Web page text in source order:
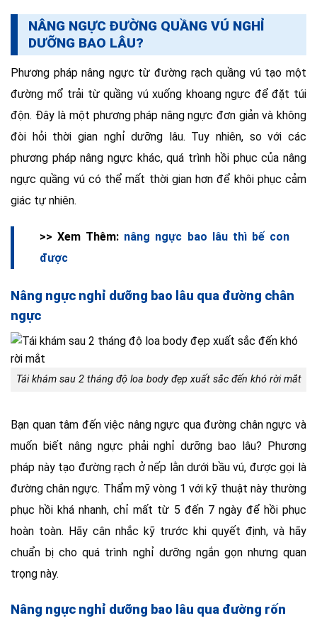
NÂNG NGỰC ĐƯỜNG QUẦNG VÚ NGHỈ
DƯỠNG BAO LÂU?
Phương pháp nâng ngực từ đường rạch quầng vú tạo một
đường mổ trải từ quầng vú xuống khoang ngực để đặt túi
độn. Đây là một phương pháp nâng ngực đơn giản và không
đòi hỏi thời gian nghỉ dưỡng lâu. Tuy nhiên, so với các
phương pháp nâng ngực khác, quá trình hồi phục của nâng
ngực quầng vú có thể mất thời gian hơn để khôi phục cảm
giác tự nhiên.
>> Xem Thêm: nâng ngực bao lâu thì bế con
được
Nâng ngực nghỉ dưỡng bao lâu qua đường chân
ngực
Tái khám sau 2 tháng độ loa body đẹp xuất sắc đến khó rời mắt
Bạn quan tâm đến việc nâng ngực qua đường chân ngực và
muốn biết nâng ngực phải nghỉ dưỡng bao lâu? Phương
pháp này tạo đường rạch ở nếp lằn dưới bầu vú, được gọi là
đường chân ngực. Thẩm mỹ vòng 1 với kỹ thuật này thường
phục hồi khá nhanh, chỉ mất từ 5 đến 7 ngày để hồi phục
hoàn toàn. Hãy cân nhắc kỹ trước khi quyết định, và hãy
chuẩn bị cho quá trình nghỉ dưỡng ngắn gọn nhưng quan
trọng này.
Nâng ngực nghỉ dưỡng bao lâu qua đường rốn